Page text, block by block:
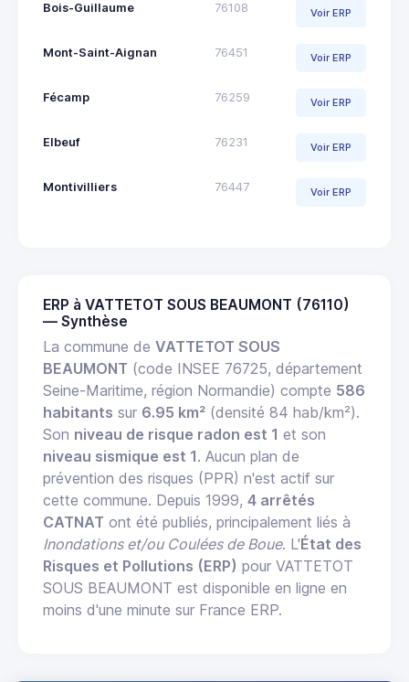
Bois-Guillaume 76108 Voir ERP
Mont-Saint-Aignan 76451 Voir ERP
Fécamp 76259 Voir ERP
Elbeuf 76231 Voir ERP
Montivilliers 76447 Voir ERP
ERP à VATTETOT SOUS BEAUMONT (76110)
— Synthèse
La commune de VATTETOT SOUS
BEAUMONT (code INSEE 76725, département
Seine-Maritime, région Normandie) compte 586
habitants sur 6.95 km² (densité 84 hab/km²).
Son niveau de risque radon est 1 et son
niveau sismique est 1. Aucun plan de
prévention des risques (PPR) n'est actif sur
cette commune. Depuis 1999, 4 arrêtés
CATNAT ont été publiés, principalement liés à
Inondations et/ou Coulées de Boue. L'État des
Risques et Pollutions (ERP) pour VATTETOT
SOUS BEAUMONT est disponible en ligne en
moins d'une minute sur France ERP.